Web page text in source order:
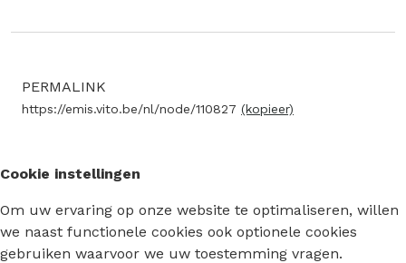
PERMALINK
https://emis.vito.be/nl/node/110827 (kopieer)
Cookie instellingen
Om uw ervaring op onze website te optimaliseren, willen
we naast functionele cookies ook optionele cookies
gebruiken waarvoor we uw toestemming vragen.